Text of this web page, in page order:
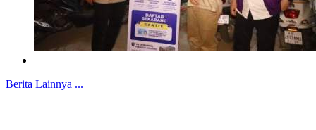
Berita Lainnya ...